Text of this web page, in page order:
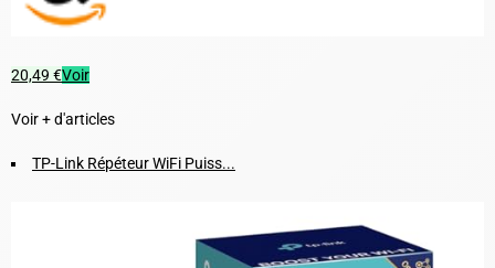
20,49 €Voir
Voir + d'articles
TP-Link Répéteur WiFi Puiss...